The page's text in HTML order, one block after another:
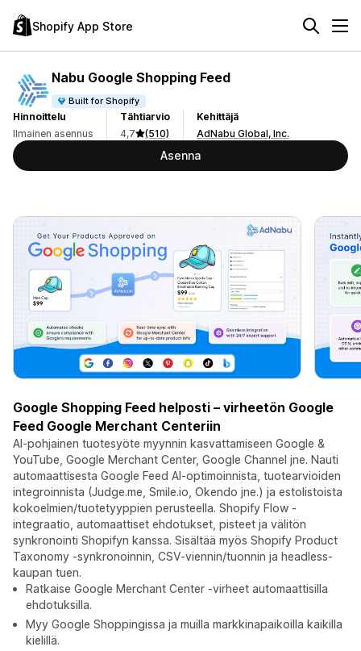
Shopify App Store
Nabu Google Shopping Feed
Built for Shopify
Hinnoittelu
Ilmainen asennus
Tähtiarvio
4,7
(510)
Kehittäjä
AdNabu Global, Inc.
Asenna
Google Shopping Feed helposti – virheetön Google
Feed Google Merchant Centeriin
AI-pohjainen tuotesyöte myynnin kasvattamiseen Google &
YouTube, Google Merchant Center, Google Channel jne. Nauti
automaattisesta Google Feed AI-optimoinnista, tuotearvioiden
integroinnista (Judge.me, Smile.io, Okendo jne.) ja estolistoista
kokoelmien/tuotetyyppien perusteella. Shopify Flow -
integraatio, automaattiset ehdotukset, pisteet ja välitön
synkronointi Shopifyn kanssa. Sisältää myös Shopify Product
Taxonomy -synkronoinnin, CSV-viennin/tuonnin ja headless-
kaupan tuen.
Ratkaise Google Merchant Center -virheet automaattisilla
ehdotuksilla.
Myy Google Shoppingissa ja muilla markkinapaikoilla kaikilla
kielillä.